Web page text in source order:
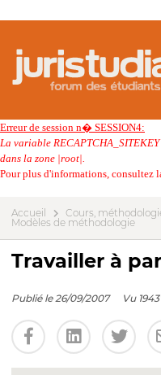
Erreur de session n� SESSION4:
La variable
dans la zone |root|.
Pour plus d'informations, consultez
Accueil
Cours,
Modèles de méthodologie
Travailler à
Publié le 26/09/2007 Vu